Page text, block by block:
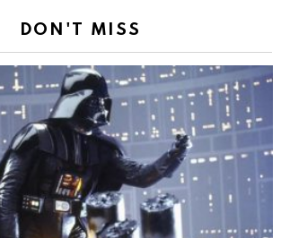
DON'T MISS